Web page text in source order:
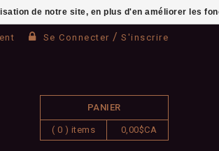
Se Connecter / S'inscrire
PANIER
( 0 ) items 0,00$CA
de notre site, en plus d'en améliorer les